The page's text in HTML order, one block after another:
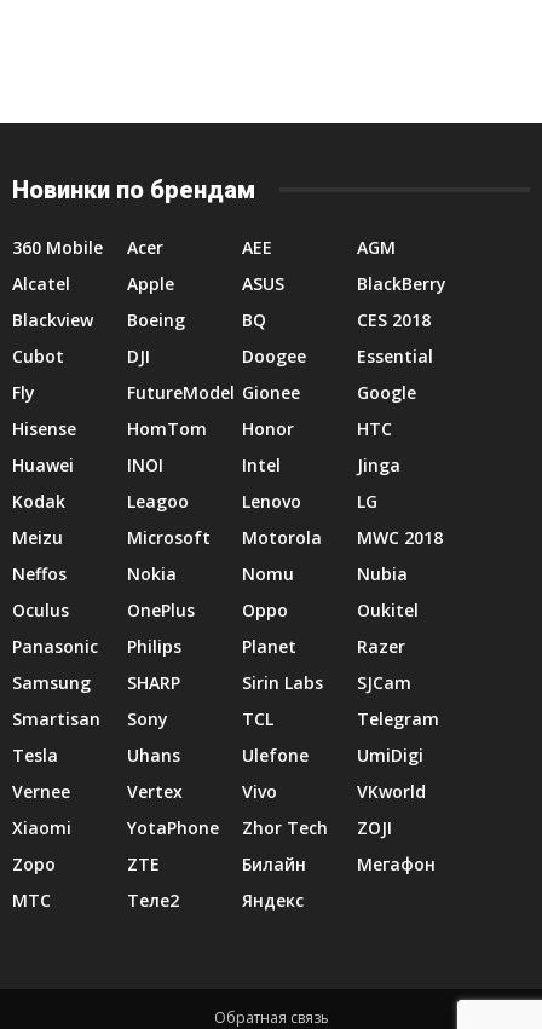
Новинки по брендам
360 Mobile Acer AEE
AGM
Alcatel
Apple ASUS
BlackBerry
Blackview
Boeing BQ
CES 2018
Cubot
DJI Doogee
Essential
Fly
FutureModel Gionee
Google
Hisense
HomTom Honor
HTC
Huawei
INOI Intel
Jinga
Kodak
Leagoo Lenovo
LG
Meizu
Microsoft Motorola
MWC 2018
Neffos
Nokia Nomu
Nubia
Oculus
OnePlus Oppo
Oukitel
Panasonic
Philips Planet
Razer
Samsung
SHARP Sirin Labs
SJCam
Smartisan
Sony TCL
Telegram
Tesla
Uhans Ulefone
UmiDigi
Vernee
Vertex Vivo
VKworld
Xiaomi
YotaPhone Zhor Tech
ZOJI
Zopo
ZTE Билайн
Мегафон
МТС
Теле2 Яндекс
Обратная связь